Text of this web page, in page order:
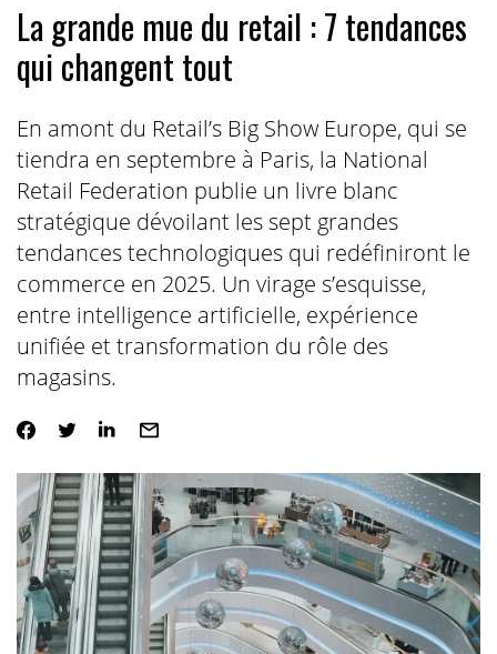
La grande mue du retail : 7 tendances
qui changent tout
En amont du Retail’s Big Show Europe, qui se
tiendra en septembre à Paris, la National
Retail Federation publie un livre blanc
stratégique dévoilant les sept grandes
tendances technologiques qui redéfiniront le
commerce en 2025. Un virage s’esquisse,
entre intelligence artificielle, expérience
unifiée et transformation du rôle des
magasins.